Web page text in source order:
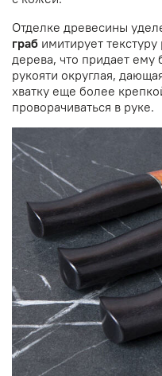
Отделке древесины
граб имитирует
дерева, что придает
рукояти округлая,
хватку еще более
проворачиваться в руке.